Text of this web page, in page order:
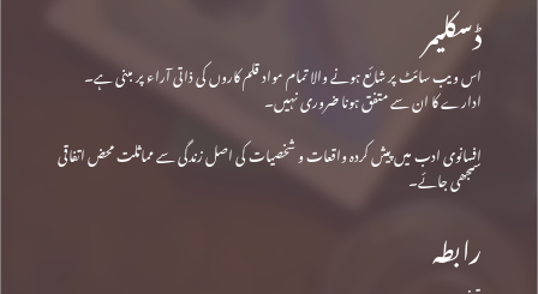
ڈسکلیمر
اس ویب سائٹ پر شائع ہونے والا تمام مواد قلم کاروں کی ذاتی آراء پر مبنی ہے۔
ادارے کا ان سے متفق ہونا ضروری نہیں۔
افسانوی ادب میں پیش کردہ واقعات و شخصیات کی اصل زندگی سے مماثلت محض اتفاقی
سمجھی جائے۔
رابطہ